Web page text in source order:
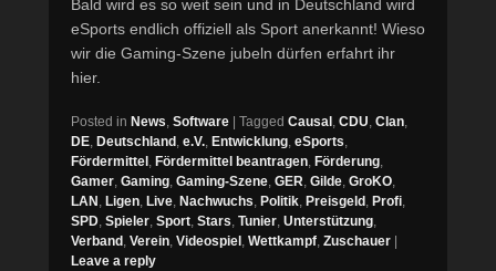
Bald wird es so weit sein und in Deutschland wird
eSports endlich offiziell als Sport anerkannt! Wieso
wir die Gaming-Szene jubeln dürfen erfahrt ihr
hier.
Posted in News, Software Tagged Causal , CDU, Clan,
DE, Deutschland , e.V., Entwicklung, eSports,
Fördermittel , Fördermittel beantragen, Förderung,
Gamer, Gaming, Gaming-Szene, GER, Gilde, GroKO,
LAN , Ligen, Live, Nachwuchs, Politik, Preisgeld , Profi,
SPD, Spieler, Sport, Stars, Tunier, Unterstützung,
Verband , Verein, Videospiel , Wettkampf, Zuschauer
Leave a reply